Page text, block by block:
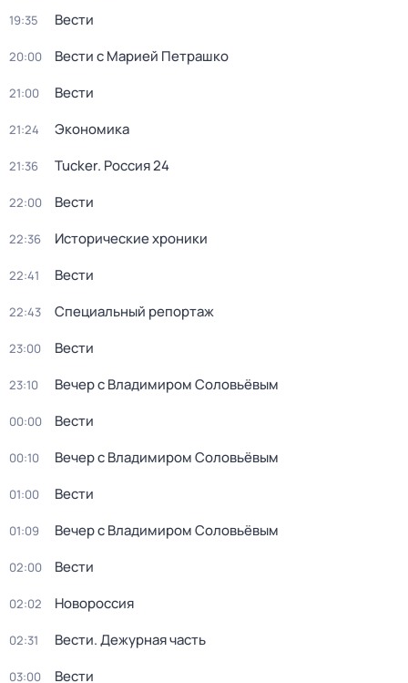
19:35 Вести
20:00 Вести с Марией Петрашко
21:00 Вести
21:24 Экономика
21:36 Tucker. Россия 24
22:00 Вести
22:36 Исторические хроники
22:41 Вести
22:43 Специальный репортаж
23:00 Вести
23:10 Вечер с Владимиром Соловьёвым
00:00 Вести
00:10 Вечер с Владимиром Соловьёвым
01:00 Вести
01:09 Вечер с Владимиром Соловьёвым
02:00 Вести
02:02 Новороссия
02:31 Вести. Дежурная часть
03:00 Вести